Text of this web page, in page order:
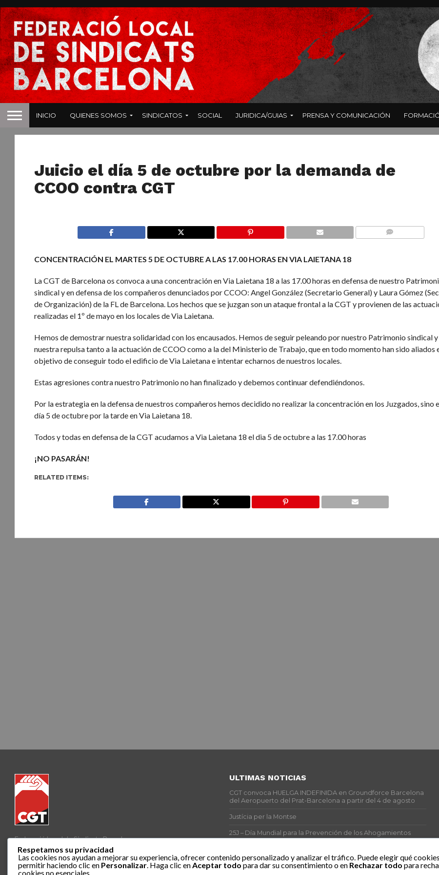
INICIO QUIENES SOMOS SINDICATOS SOCIAL JURIDICA/GUIAS PRENSA Y COMUNICACIÓN
Juicio el día 5 de octubre por la demanda de
CCOO contra CGT
CONCENTRACIÓN EL MARTES 5 DE OCTUBRE A LAS 17.00 HORAS EN VIA LAIETANA 18
La CGT de Barcelona os convoca a una concentración en Via Laietana 18 a las 17.00 horas en defensa de nuestro
sindical y en defensa de los compañeros denunciados por CCOO: Angel González (Secretario General) y Laura Gómez
de Organización) de la FL de Barcelona. Los hechos que se juzgan son un ataque frontal a la CGT y provienen de las
realizadas el 1º de mayo en los locales de Via Laietana.
Hemos de demostrar nuestra solidaridad con los encausados. Hemos de seguir peleando por nuestro Patrimonio sindical
nuestra repulsa tanto a la actuación de CCOO como a la del Ministerio de Trabajo, que en todo momento han sido aliados
objetivo de conseguir todo el edificio de Via Laietana e intentar echarnos de nuestros locales.
Estas agresiones contra nuestro Patrimonio no han finalizado y debemos continuar defendiéndonos.
Por la estrategia en la defensa de nuestros compañeros hemos decidido no realizar la concentración en los Juzgados, sino
día 5 de octubre por la tarde en Via Laietana 18.
Todos y todas en defensa de la CGT acudamos a Via Laietana 18 el dia 5 de octubre a las 17.00 horas
¡NO PASARÁN!
RELATED ITEMS:
Federació Local de Sindicats Barcelona
ULTIMAS NOTICIAS
CGT convoca HUELGA INDEFINIDA en Groundforce Barcelona
del Aeropuerto del Prat-Barcelona a partir del 4 de agosto
Justícia per la Montse
25J – Día Mundial para la Prevención de los Ahogamientos
Actes centrals 90 aniversari revolució social 1936. Programa
Respetamos su privacidad
Las cookies nos ayudan a mejorar su experiencia, ofrecer contenido personalizado y analizar el tráfico. Puede elegir qué cookies
permitir haciendo clic en Personalizar. Haga clic enAceptar todopara dar su consentimiento o en Rechazar todopara
cookies no esenciales.